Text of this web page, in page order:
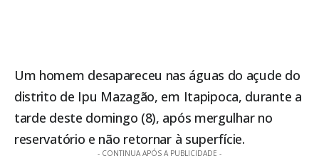
Um homem desapareceu nas águas do açude do
distrito de Ipu Mazagão, em Itapipoca, durante a
tarde deste domingo (8), após mergulhar no
reservatório e não retornar à superfície.
- CONTINUA APÓS A PUBLICIDADE -